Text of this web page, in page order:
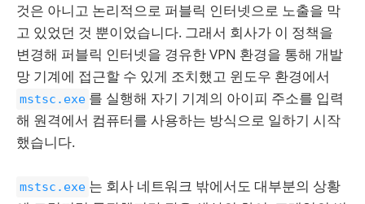
것은 아니고 논리적으로 퍼블릭 인터넷으로 노출을 막
고 있었던 것 뿐이었습니다. 그래서 회사가 이 정책을
변경해 퍼블릭 인터넷을 경유한 VPN 환경을 통해 개발
망 기계에 접근할 수 있게 조치했고 윈도우 환경에서
mstsc.exe 를 실행해 자기 기계의 아이피 주소를 입력
해 원격에서 컴퓨터를 사용하는 방식으로 일하기 시작
했습니다.
mstsc.exe 는 회사 네트워크 밖에서도 대부분의 상황